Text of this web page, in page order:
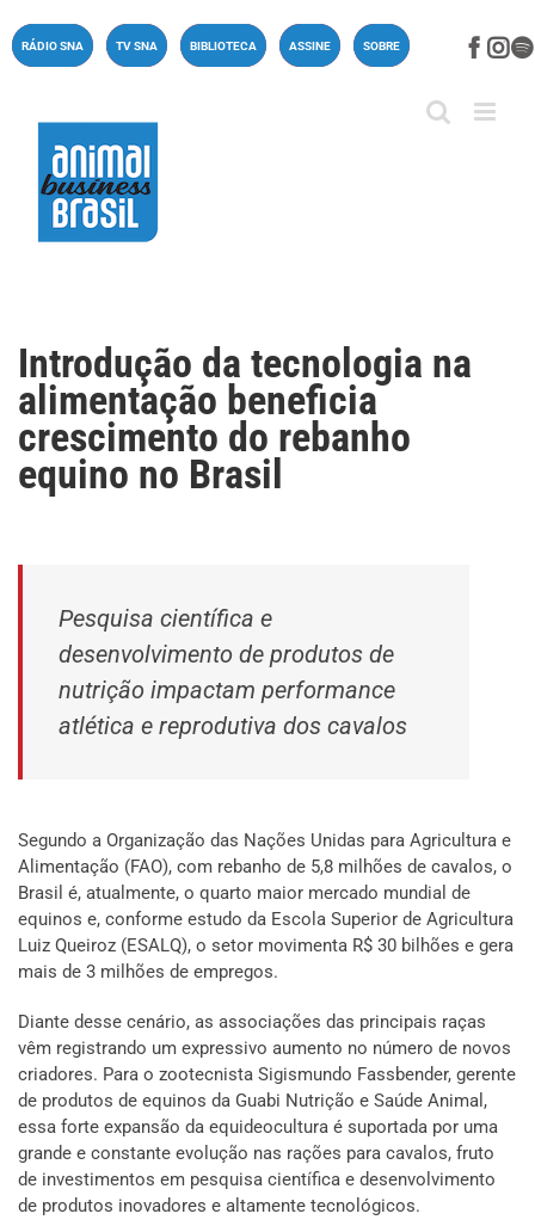
paraRÁDIO SNA TV SNA BIBLIOTECA ASSINE SOBRE
Introdução da tecnologia na
alimentação beneficia
crescimento do rebanho
equino no Brasil
Pesquisa científica e
desenvolvimento de produtos de
nutrição impactam performance
atlética e reprodutiva dos cavalos
Segundo a Organização das Nações Unidas para Agricultura e
Alimentação (FAO), com rebanho de 5,8 milhões de cavalos, o
Brasil é, atualmente, o quarto maior mercado mundial de
equinos e, conforme estudo da Escola Superior de Agricultura
Luiz Queiroz (ESALQ), o setor movimenta R$ 30 bilhões e gera
mais de 3 milhões de empregos.
Diante desse cenário, as associações das principais raças
vêm registrando um expressivo aumento no número de novos
criadores. Para o zootecnista Sigismundo Fassbender, gerente
de produtos de equinos da Guabi Nutrição e Saúde Animal,
essa forte expansão da equideocultura é suportada por uma
grande e constante evolução nas rações para cavalos, fruto
de investimentos em pesquisa científica e desenvolvimento
de produtos inovadores e altamente tecnológicos.